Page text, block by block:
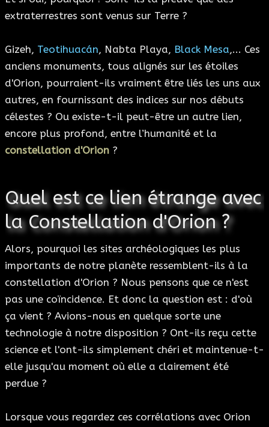
extraterrestres sont venus sur Terre ?
Gizeh, Teotihuacán, Nabta Playa, Black Mesa,... Ces
anciens monuments, tous alignés sur les étoiles
d'Orion, pourraient-ils vraiment être liés les uns aux
autres, en fournissant des indices sur nos débuts
célestes ? Ou existe-t-il peut-être un autre lien,
encore plus profond, entre l’humanité et la
constellation d'Orion ?
Quel est ce lien étrange avec
la Constellation d'Orion ?
Alors, pourquoi les sites archéologiques les plus
importants de notre planète ressemblent-ils à la
constellation d'Orion ? Nous pensons que ce n'est
pas une coïncidence. Et donc la question est : d'où
ça vient ? Avions-nous en quelque sorte une
technologie à notre disposition ? Ont-ils reçu cette
science et l'ont-ils simplement chéri et maintenue-t-
elle jusqu'au moment où elle a clairement été
perdue ?
Lorsque vous regardez ces corrélations avec Orion